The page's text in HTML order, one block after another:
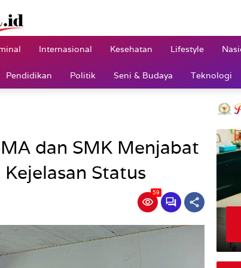
Internasional Kesehatan Lifestyle
Pendidikan Politik Seni & Budaya Teknologi
dan SMK Menjabat
Status
59